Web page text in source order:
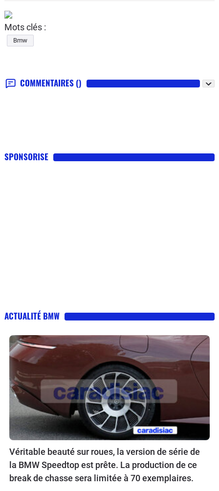
Mots clés :
Bmw
COMMENTAIRES ()
SPONSORISE
ACTUALITÉ BMW
Véritable beauté sur roues, la version de série de
la BMW Speedtop est prête. La production de ce
break de chasse sera limitée à 70 exemplaires.